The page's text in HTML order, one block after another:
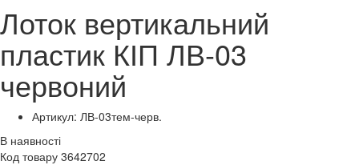
Лоток вертикальний
пластик КІП ЛВ-03
червоний
Артикул: ЛВ-03тем-черв.
В наявності
Код товару 3642702